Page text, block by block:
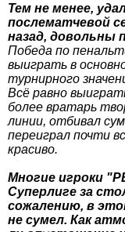
Тем не менее,
послематчевой
назад, довольны
Победа по
выиграть в
турнирного
Всё равно
более вратарь
линии, отбивал
переиграл почти
красиво.
Многие игроки
Суперлиге за
сожалению, в
не сумел. Как